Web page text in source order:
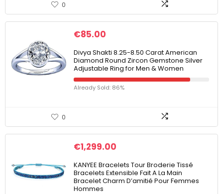
0
€85.00
Divya Shakti 8.25-8.50 Carat American
Diamond Round Zircon Gemstone Silver
Adjustable Ring for Men & Women
Already Sold: 86%
0
€1,299.00
KANYEE Bracelets Tour Broderie Tissé
Bracelets Extensible Fait A La Main
Bracelet Charm D’amitié Pour Femmes
Hommes